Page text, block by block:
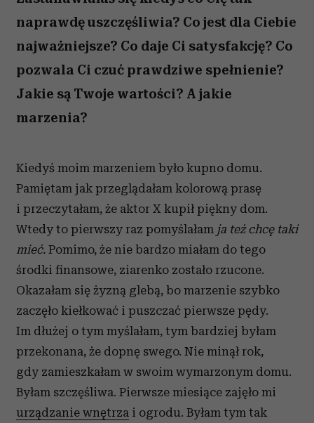
naprawdę uszczęśliwia? Co jest dla Ciebie
najważniejsze? Co daje Ci satysfakcję? Co
pozwala Ci czuć prawdziwe spełnienie?
Jakie są Twoje wartości? A jakie
marzenia?
Kiedyś moim marzeniem było kupno domu.
Pamiętam jak przeglądałam kolorową prasę
i przeczytałam, że aktor X kupił piękny dom.
Wtedy to pierwszy raz pomyślałam ja też chcę taki
mieć. Pomimo, że nie bardzo miałam do tego
środki finansowe, ziarenko zostało rzucone.
Okazałam się żyzną glebą, bo marzenie szybko
zaczęło kiełkować i puszczać pierwsze pędy.
Im dłużej o tym myślałam, tym bardziej byłam
przekonana, że dopnę swego. Nie minął rok,
gdy zamieszkałam w swoim wymarzonym domu.
Byłam szczęśliwa. Pierwsze miesiące zajęło mi
urządzanie wnętrza i ogrodu. Byłam tym tak